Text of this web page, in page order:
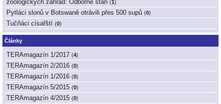
zoologických zahrad: Odborné stan (1 )
Pytláci slonů v Botswaně otrávili přes 500 supů (0)
Tučňáci císařští (0)
Články
TERAmagazín 1/2017 (4)
TERAmagazín 2/2016 (0)
TERAmagazín 1/2016 (0)
TERAmagazín 5/2015 (0)
TERAmagazín 4/2015 (0)